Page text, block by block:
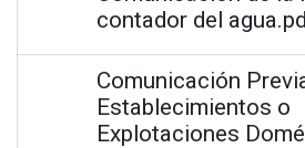
contador del
Comunicación
Establecimientos o
Explotaciones